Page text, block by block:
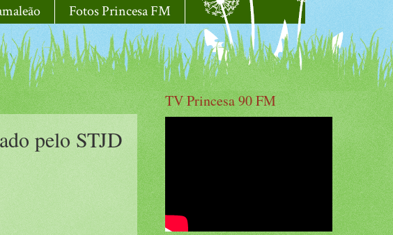
Fotos Princesa FM
pelo STJD
TV Princesa 90 FM